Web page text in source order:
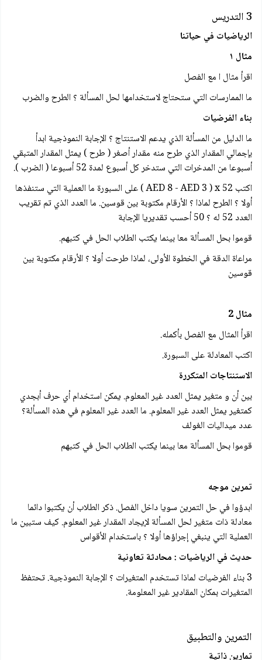
3 التدريس
الرياضيات في حياتنا
مثال ١
اقرأ مثال ا مع الفصل
ما الممارسات التي ستحتاج لاستخدامها لحل المسألة ؟ الطرح والضرب
بناء الفرضيات
ما الدليل من المسألة الذي يدعم الاستنتاج ؟ الإجابة النموذجية ابدأ
بإجمالي المقدار الذي طرح منه مقدار أصغر ( طرح ) يمثل المقدار المتبقي
أسبوعا من المدخرات التي ستدخر كل أسبوع لمدة 52 أسبوعا ( الضرب ).
اكتب 52 AED 8 - AED 3 ) x ) على السبورة ما العملية التي ستنفذها
أولا ؟ الطرح لماذا ؟ الأرقام مكتوبة بين قوسين. ما العدد الذي تم تقريب
العدد 52 له ؟ 50 أحسب تقديريا الإجابة
قوموا بحل المسألة معا بينما يكتب الطلاب الحل في كتبهم.
مراعاة الدقة في الخطوة الأولى، لماذا طرحت أولا ؟ الأرقام مكتوبة بين
قوسين
مثال 2
اقرأ المثال مع الفصل بأكمله.
اكتب المعادلة على السبورة.
الاستنتاجات المتكررة
بين أن و متغير يمثل العدد غير المعلوم. يمكن استخدام أي حرف أبجدي
کمتغير يمثل العدد غير المعلوم. ما العدد غير المعلوم في هذه المسألة؟
عدد ميداليات الغولف
قوموا بحل المسألة معا بينما يكتب الطلاب الحل في كتبهم
تمرین موجه
ابدؤوا في حل التمرين سويا داخل الفصل. ذكر الطلاب أن يكتبوا دائما
معادلة ذات متغير لحل المسألة لإيجاد المقدار غير المعلوم. كيف ستبين ما
العملية التي ينبغي إجراؤها أولا ؟ باستخدام الأقواس
حديث في الرياضيات : محادثة تعاونية
3 بناء الفرضيات لماذا تستخدم المتغيرات ؟ الإجابة النموذجية. تحتفظ
المتغيرات بمكان المقادير غير المعلومة.
التمرين والتطبيق
تمارين ذاتية